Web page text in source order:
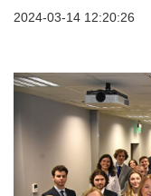
2024-03-14 12:20:26